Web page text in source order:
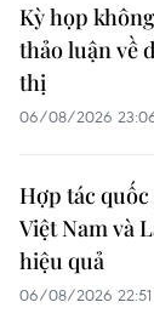
Kỳ họp
thảo luận về
thị
06/08/2026
Hợp tác
Việt Nam và
hiệu quả
06/08/2026 22:51